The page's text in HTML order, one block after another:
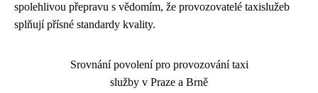
spolehlivou přepravu s vědomím, že provozovatelé taxislužeb
splňují přísné standardy kvality.
Srovnání povolení pro provozování taxi
služby v Praze a Brně